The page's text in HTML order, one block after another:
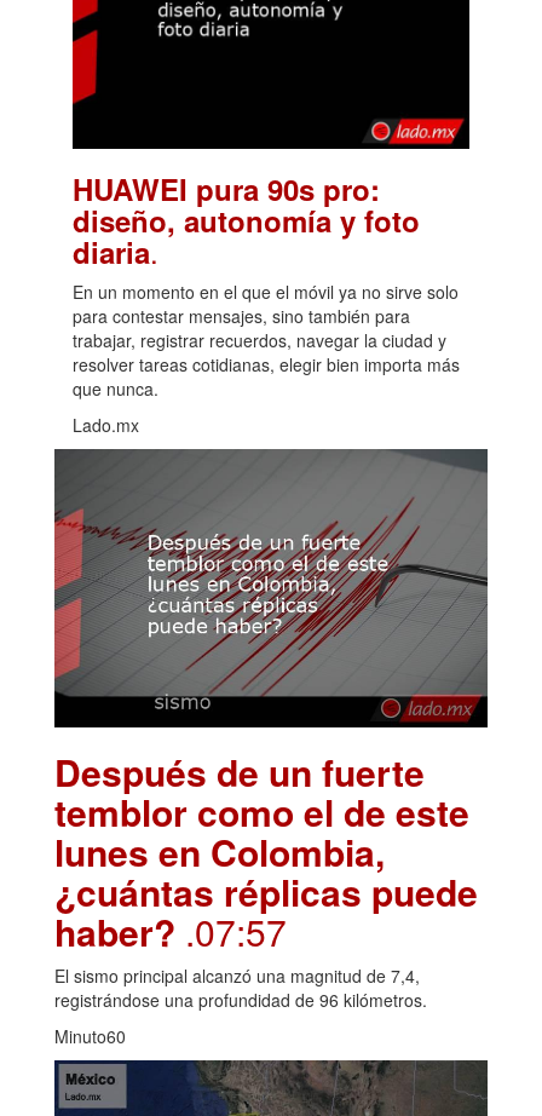
HUAWEI pura 90s pro:
diseño, autonomía y foto
diaria.
En un momento en el que el móvil ya no sirve solo
para contestar mensajes, sino también para
trabajar, registrar recuerdos, navegar la ciudad y
resolver tareas cotidianas, elegir bien importa más
que nunca.
Lado.mx
Después de un fuerte
temblor como el de este
lunes en Colombia,
¿cuántas réplicas puede
haber? .07:57
El sismo principal alcanzó una magnitud de 7,4,
registrándose una profundidad de 96 kilómetros.
Minuto60